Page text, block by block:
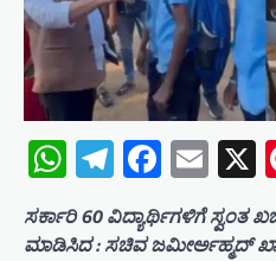
WhatsApp
TelegramX
ಸರ್ಕಾರಿ 60 ವಿದ್ಯಾರ್ಥಿಗಳಿಗೆ ಸ್ವಂತ
ಮಾಡಿಸಿದ : ಸಚಿವ ಜಮೀರ್ಅಹ್ಮದ್